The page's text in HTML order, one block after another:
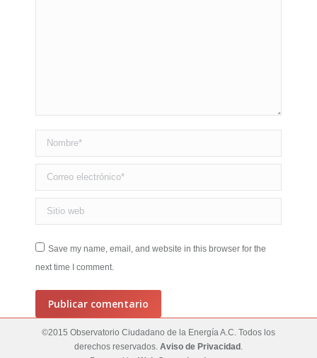
Nombre *
Correo electrónico *
Sitio web
Save my name, email, and website in this browser for the
next time I comment.
Publicar comentario
©2015 Observatorio Ciudadano de la Energía A.C. Todos los
derechos reservados. Aviso de Privacidad .